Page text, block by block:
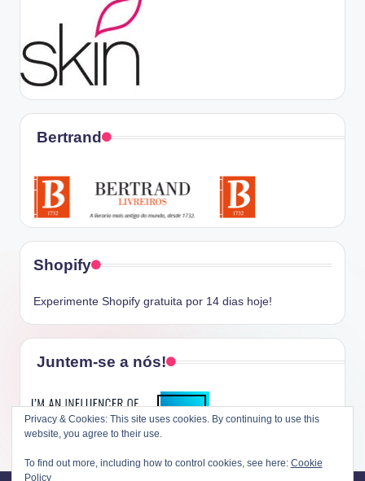
Bertrand
Shopify
Experimente Shopify gratuita por 14 dias hoje!
Juntem-se a nós!
Privacy & Cookies: This site uses cookies. By continuing to use this
website, you agree to their use.
To find out more, including how to control cookies, see here: Cookie
Policy